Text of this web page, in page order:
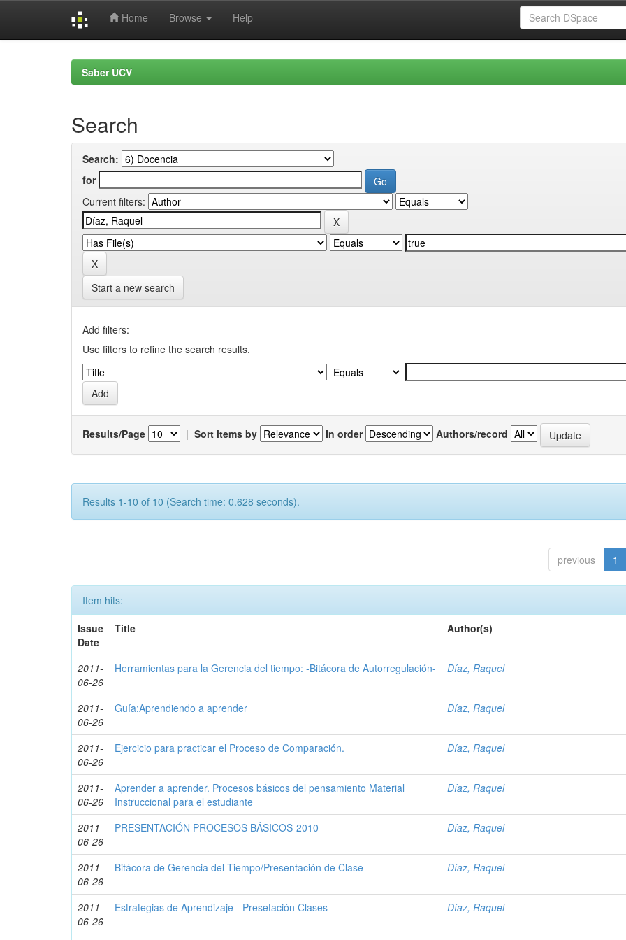
Home Browse Help
Saber UCV
Search
Search:
for
Current filters:
Start a new search
Add filters:
Use filters to refine the search results.
Results/Page | Sort items by In order Authors/record
Results 1-10 of 10 (Search time: 0.628 seconds).
previous 1
Item hits:
Issue
Date
Title Author(s)
2011-
06-26
Herramientas para la Gerencia del tiempo: -Bitácora de Autorregulación- Díaz, Raquel
2011-
06-26
Guía:Aprendiendo a aprender Díaz, Raquel
2011-
06-26
Ejercicio para practicar el Proceso de Comparación. Díaz, Raquel
2011-
06-26
Aprender a aprender. Procesos básicos del pensamiento Material
Instruccional para el estudiante
Díaz, Raquel
2011-
06-26
PRESENTACIÓN PROCESOS BÁSICOS-2010 Díaz, Raquel
2011-
06-26
Bitácora de Gerencia del Tiempo/Presentación de Clase Díaz, Raquel
2011-
06-26
Estrategias de Aprendizaje - Presetación Clases Díaz, Raquel